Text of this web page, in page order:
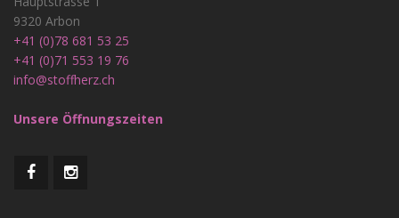
9320 Arbon
+41 (0)78 681 53 25
+41 (0)71 553 19 76
info@stoffherz.ch
Unsere Öffnungszeiten